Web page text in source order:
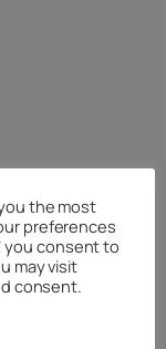
the most
preferences
you consent to
may visit
consent.